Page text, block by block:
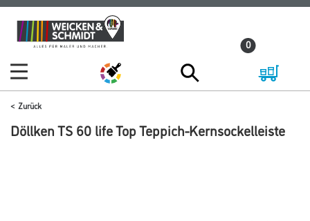
Zum
Inhalt
Zum
Navigationsmenü
0
Zurück
Döllken TS 60 life Top Teppich-Kernsockelleiste